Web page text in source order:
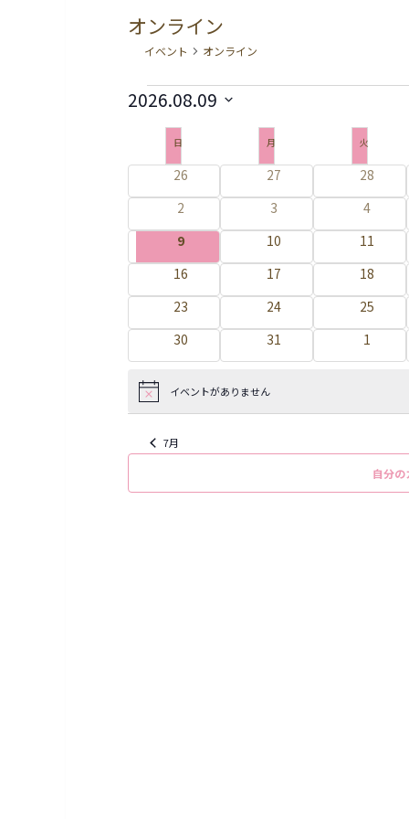
オンライン
イベント オンライン
イ
2026.08.09
選
択
ベ
ン
ト
ン
ダ
ー
日 月 火
0
イ
ベ
ン
ト
26
0
イ
ベ
ン
ト
27
0
イ
ベ
ン
ト
28
0
イ
ベ
ン
ト
2
0
イ
ベ
ン
ト
3
0
イ
ベ
ン
ト
4
0
イ
ベ
ン
ト
9
0
イ
ベ
ン
ト
10
0
イ
ベ
ン
ト
11
0
イ
ベ
ン
ト
16
0
イ
ベ
ン
ト
17
0
イ
ベ
ン
ト
18
0
イ
ベ
ン
ト
23
0
イ
ベ
ン
24
0
イ
ベ
ン
25
0
イ
ン
ト
30
0
イ
ン
ト
31
0
イ
ト
1
o
c
イベントがありません
7月
自分の